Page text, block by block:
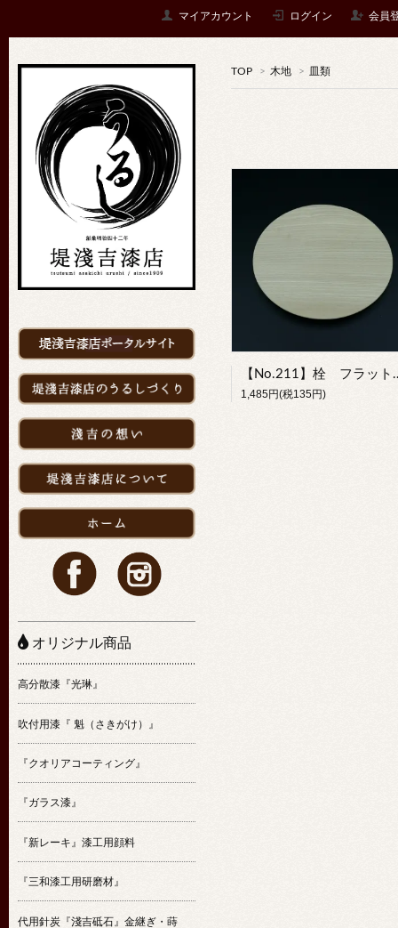
マイアカウント ログイン 会員
TOP > 木地 > 皿類
【No.211
1,485円(税135円)
オリジナル商品
高分散漆『光琳』
吹付用漆『 魁（さきがけ）』
『クオリアコーティング』
『ガラス漆』
『新レーキ』漆工用顔料
『三和漆工用研磨材』
代用針炭『淺吉砥石』金継ぎ・蒔